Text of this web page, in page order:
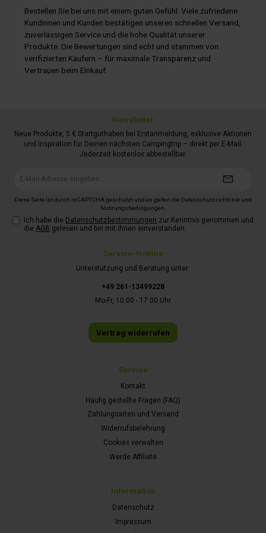
Bestellen Sie bei uns mit einem guten Gefühl: Viele zufriedene
Kundinnen und Kunden bestätigen unseren schnellen Versand,
zuverlässigen Service und die hohe Qualität unserer
Produkte. Die Bewertungen sind echt und stammen von
verifizierten Käufern – für maximale Transparenz und
Vertrauen beim Einkauf.
Service-Hotline
Unterstützung und Beratung unter:
+49 261-13499228
Mo-Fr, 10:00 - 17:00 Uhr
Vertrag widerrufen
Service
Kontakt
Häufig gestellte Fragen (FAQ)
Zahlungsarten und Versand
Widerrufsbelehrung
Cookies verwalten
Werde Affiliate
Information
Datenschutz
Impressum
Newsletter
Neue Produkte, 5 € Startguthaben bei Erstanmeldung, exklusive Aktionen
und Inspiration für Deinen nächsten Campingtrip – direkt per E-Mail.
Jederzeit kostenlos abbestellbar.
Diese Seite ist durch reCAPTCHA geschützt und es gelten die Datenschutzrichtlinie und
Nutzungsbedingungen
Ich habe die Datenschutzbestimmungen zur Kenntnis genommen und
die AGB gelesen und bin mit ihnen einverstanden.